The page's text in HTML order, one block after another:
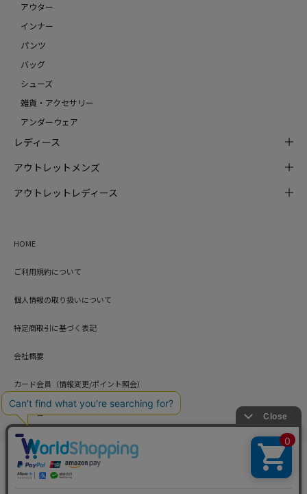
アウター
インナー
パンツ
バッグ
シューズ
雑貨・アクセサリー
アンダーウェア
レディース
アウトレットメンズ
アウトレットレディース
HOME
ご利用規約について
個人情報の取り扱いについて
特定商取引に基づく表記
会社概要
カード会員（情報変更/ポイント照会）